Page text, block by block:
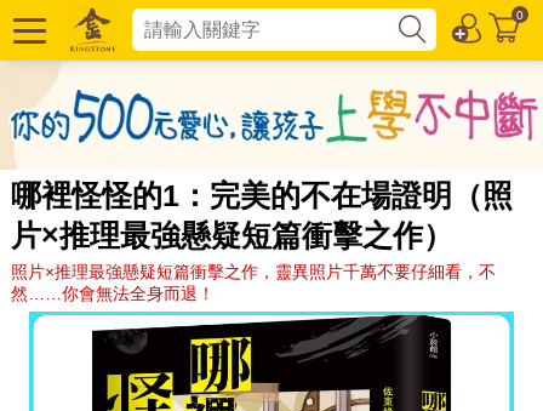
0
哪裡怪怪的1：完美的不在場證明（照
片×推理最強懸疑短篇衝擊之作）
照片×推理最強懸疑短篇衝擊之作，靈異照片千萬不要仔細看，不
然……你會無法全身而退！